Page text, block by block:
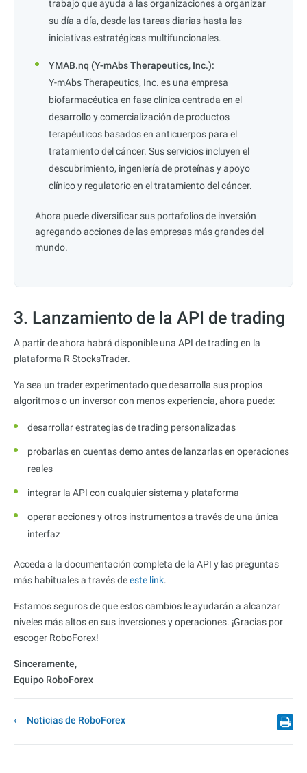
trabajo que ayuda a las organizaciones a organizar
su día a día, desde las tareas diarias hasta las
iniciativas estratégicas multifuncionales.
YMAB.nq (Y-mAbs Therapeutics, Inc.):
Y-mAbs Therapeutics, Inc. es una empresa
biofarmacéutica en fase clínica centrada en el
desarrollo y comercialización de productos
terapéuticos basados ​​en anticuerpos para el
tratamiento del cáncer. Sus servicios incluyen el
descubrimiento, ingeniería de proteínas y apoyo
clínico y regulatorio en el tratamiento del cáncer.
Ahora puede diversificar sus portafolios de inversión
agregando acciones de las empresas más grandes del
mundo.
3. Lanzamiento de la API de trading
A partir de ahora habrá disponible una API de trading en la
plataforma R StocksTrader.
Ya sea un trader experimentado que desarrolla sus propios
algoritmos o un inversor con menos experiencia, ahora puede:
desarrollar estrategias de trading personalizadas
probarlas en cuentas demo antes de lanzarlas en operaciones
reales
integrar la API con cualquier sistema y plataforma
operar acciones y otros instrumentos a través de una única
interfaz
Acceda a la documentación completa de la API y las preguntas
más habituales a través deeste link.
Estamos seguros de que estos cambios le ayudarán a alcanzar
niveles más altos en sus inversiones y operaciones. ¡Gracias por
escoger RoboForex!
Sinceramente,
Equipo RoboForex
Noticias de RoboForex